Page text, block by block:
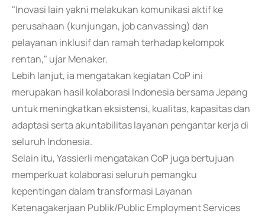
"Inovasi lain yakni melakukan komunikasi aktif ke
perusahaan (kunjungan, job canvassing) dan
pelayanan inklusif dan ramah terhadap kelompok
rentan," ujar Menaker.
Lebih lanjut, ia mengatakan kegiatan CoP ini
merupakan hasil kolaborasi Indonesia bersama Jepang
untuk meningkatkan eksistensi, kualitas, kapasitas dan
adaptasi serta akuntabilitas layanan pengantar kerja di
seluruh Indonesia.
Selain itu, Yassierli mengatakan CoP juga bertujuan
memperkuat kolaborasi seluruh pemangku
kepentingan dalam transformasi Layanan
Ketenagakerjaan Publik/Public Employment Services